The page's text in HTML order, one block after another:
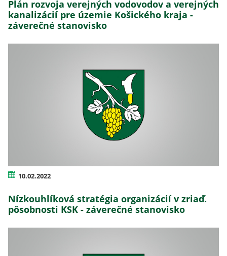
Plán rozvoja verejných vodovodov a verejných
kanalizácií pre územie Košického kraja -
záverečné stanovisko
10.02.2022
Nízkouhlíková stratégia organizácií v zriaď.
pôsobnosti KSK - záverečné stanovisko